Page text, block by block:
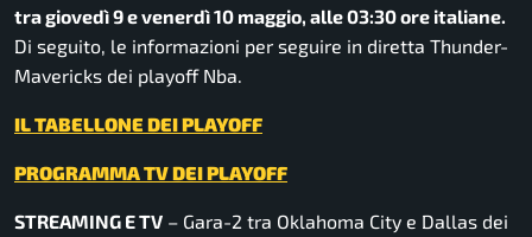
tra giovedì 9 e venerdì 10 maggio, alle 03:30 ore italiane.
Di seguito, le informazioni per seguire in diretta Thunder-
Mavericks dei playoff Nba.
IL TABELLONE DEI PLAYOFF
PROGRAMMA TV DEI PLAYOFF
STREAMING E TV – Gara-2 tra Oklahoma City e Dallas dei